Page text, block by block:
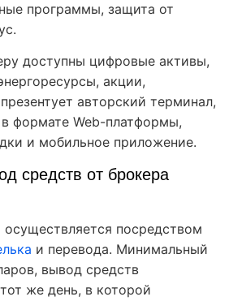
программы, защита от
доступны цифровые активы,
акции,
авторский терминал,
формате Web-платформы,
и мобильное приложение.
средств от брокера
осуществляется посредством
и перевода. Минимальный
вывод средств
же день, в которой